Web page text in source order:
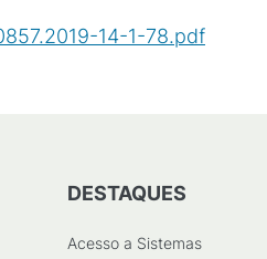
14-1-78.pdf
DESTAQUES
Acesso a Sistemas